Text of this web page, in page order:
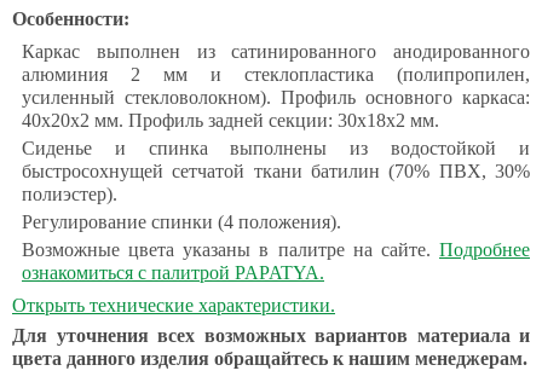
Особенности:
Каркас выполнен из сатинированного анодированного
алюминия 2 мм и стеклопластика (полипропилен,
усиленный стекловолокном). Профиль основного каркаса:
40х20х2 мм. Профиль задней секции: 30х18х2 мм.
Сиденье и спинка выполнены из водостойкой и
быстросохнущей сетчатой ткани батилин (70% ПВХ, 30%
полиэстер).
Регулирование спинки (4 положения).
Возможные цвета указаны в палитре на сайте. Подробнее
ознакомиться с палитрой PAPATYA.
Открыть технические характеристики.
Для уточнения всех возможных вариантов материала и
цвета данного изделия обращайтесь к нашим менеджерам.